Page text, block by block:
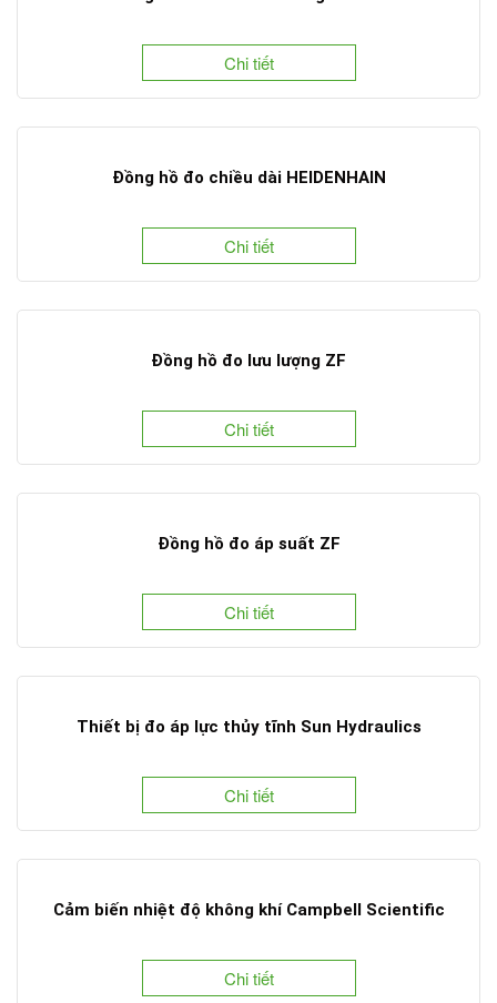
Chi tiết
Đồng hồ đo chiều dài HEIDENHAIN
Chi tiết
Đồng hồ đo lưu lượng ZF
Chi tiết
Đồng hồ đo áp suất ZF
Chi tiết
Thiết bị đo áp lực thủy tĩnh Sun Hydraulics
Chi tiết
Cảm biến nhiệt độ không khí Campbell Scientific
Chi tiết